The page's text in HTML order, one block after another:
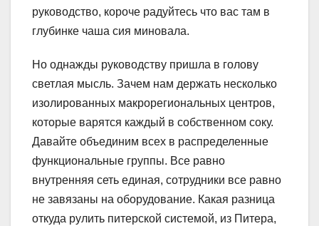
руководство, короче радуйтесь что вас там в
глубинке чаша сия миновала.
Но однажды руководству пришла в голову
светлая мысль. Зачем нам держать несколько
изолированных макрорегиональных центров,
которые варятся каждый в собственном соку.
Давайте объединим всех в распределенные
функциональные группы. Все равно
внутренняя сеть единая, сотрудники все равно
не завязаны на оборудование. Какая разница
откуда рулить питерской системой, из Питера,